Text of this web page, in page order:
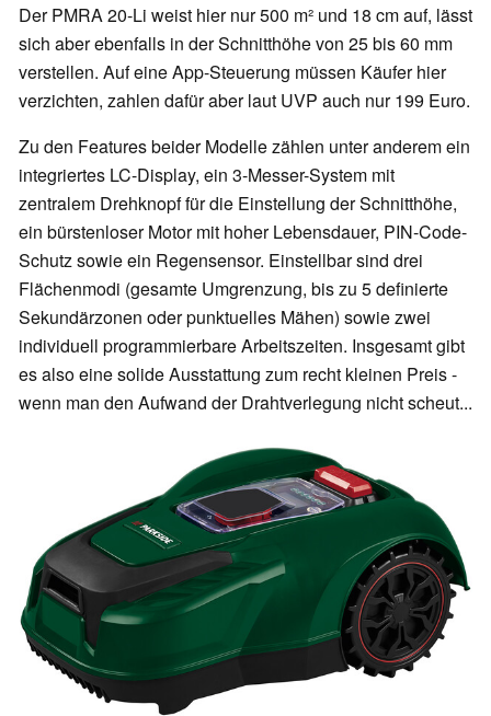
Der PMRA 20-Li weist hier nur 500 m² und 18 cm auf, lässt
sich aber ebenfalls in der Schnitthöhe von 25 bis 60 mm
verstellen. Auf eine App-Steuerung müssen Käufer hier
verzichten, zahlen dafür aber laut UVP auch nur 199 Euro.
Zu den Features beider Modelle zählen unter anderem ein
integriertes LC-Display, ein 3-Messer-System mit
zentralem Drehknopf für die Einstellung der Schnitthöhe,
ein bürstenloser Motor mit hoher Lebensdauer, PIN-Code-
Schutz sowie ein Regensensor. Einstellbar sind drei
Flächenmodi (gesamte Umgrenzung, bis zu 5 definierte
Sekundärzonen oder punktuelles Mähen) sowie zwei
individuell programmierbare Arbeitszeiten. Insgesamt gibt
es also eine solide Ausstattung zum recht kleinen Preis -
wenn man den Aufwand der Drahtverlegung nicht scheut...